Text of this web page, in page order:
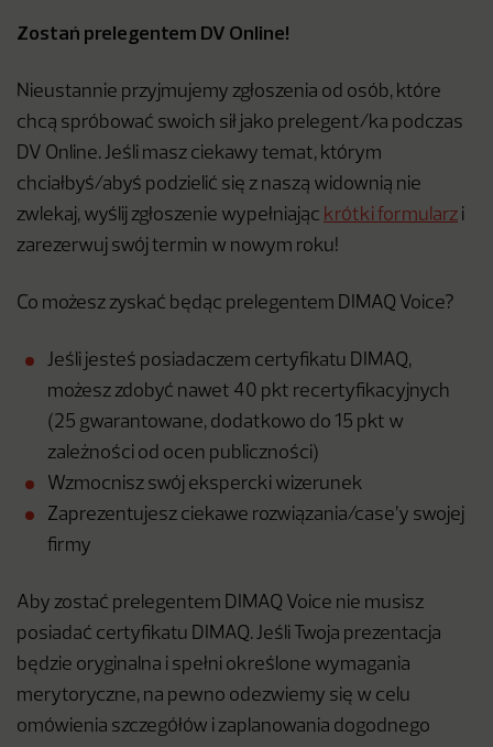
Zostań prelegentem DV Online!
Nieustannie przyjmujemy zgłoszenia od osób, które
chcą spróbować swoich sił jako prelegent/ka podczas
DV Online. Jeśli masz ciekawy temat, którym
chciałbyś/abyś podzielić się z naszą widownią nie
zwlekaj, wyślij zgłoszenie wypełniając krótki formularz i
zarezerwuj swój termin w nowym roku!
Co możesz zyskać będąc prelegentem DIMAQ Voice?
Jeśli jesteś posiadaczem certyfikatu DIMAQ,
możesz zdobyć nawet 40 pkt recertyfikacyjnych
(25 gwarantowane, dodatkowo do 15 pkt w
zależności od ocen publiczności)
Wzmocnisz swój ekspercki wizerunek
Zaprezentujesz ciekawe rozwiązania/case’y swojej
firmy
Aby zostać prelegentem DIMAQ Voice nie musisz
posiadać certyfikatu DIMAQ. Jeśli Twoja prezentacja
będzie oryginalna i spełni określone wymagania
merytoryczne, na pewno odezwiemy się w celu
omówienia szczegółów i zaplanowania dogodnego